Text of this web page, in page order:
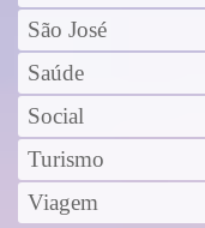
São José
Saúde
Social
Turismo
Viagem